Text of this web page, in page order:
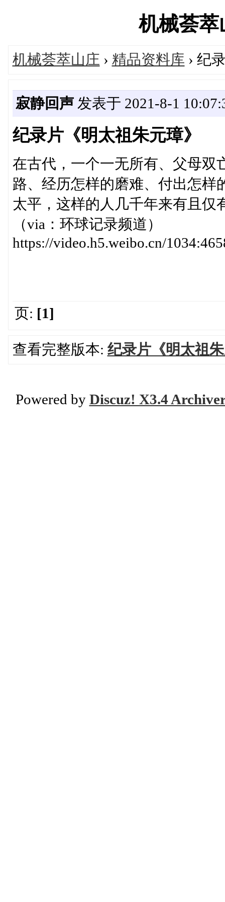
机械荟
机械荟萃山庄 › 精品资料库 › 纪
寂静回声发表于 2021-8-1
纪录片《明太祖朱元璋》
在古代，一个一无所有、父母双
路、经历怎样的磨难、付出怎样
太平，这样的人几千年来有且仅
（via：环球记录频道）
https://video.h5.weibo.cn/
页: [1]
查看完整版本: 纪录片《明太祖
Powered by Discuz! X3.4